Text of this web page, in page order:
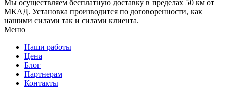
Мы осуществляем бесплатную доставку в пределах 50 км от
МКАД. Установка производится по договоренности, как
нашими силами так и силами клиента.
Меню
Наши работы
Цена
Блог
Партнерам
Контакты